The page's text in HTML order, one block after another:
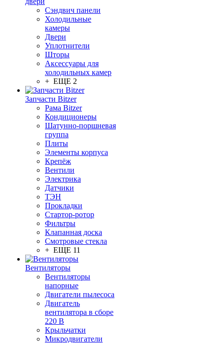
Сэндвич панели
Холодильные
камеры
Двери
Уплотнители
Шторы
Аксессуары для
холодильных камер
+ ЕЩЕ 2
Запчасти Bitzer
Рама Bitzer
Кондиционеры
Шатунно-поршневая
группа
Плиты
Элементы корпуса
Крепёж
Вентили
Электрика
Датчики
ТЭН
Прокладки
Стартор-ротор
Фильтры
Клапанная доска
Смотровые стекла
+ ЕЩЕ 11
Вентиляторы
Вентиляторы
напорные
Двигатели пылесоса
Двигатель
вентилятора в сборе
220 В
Крыльчатки
Микродвигатели